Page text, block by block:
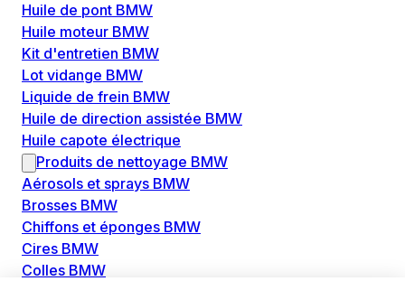
Huile de pont BMW
Huile moteur BMW
Kit d'entretien BMW
Lot vidange BMW
Liquide de frein BMW
Huile de direction assistée BMW
Huile capote électrique
Produits de nettoyage BMW
Aérosols et sprays BMW
Brosses BMW
Chiffons et éponges BMW
Cires BMW
Colles BMW